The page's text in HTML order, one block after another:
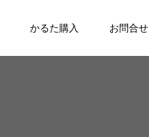
かるた購入 お問合せ